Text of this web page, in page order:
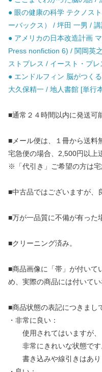
● 眼の健康の科学 テクノス
ーバックス） / 坪田 一男 /
● アメリカの日本改造計画
Press nonfiction 6) / 関岡英
ストプレス / イースト・プレ
● エンドルフィン 脳がつく
大久保精一 / 地人書館 [単行
■通常２４時間以内に発送可
■メール便は、１冊から送料
宅急便の場合、2,500円以上
※「代引き」ご希望の方は宅
■中古品ではございますが、
■万が一品質に不備が有った
■クリーニング済み。
■商品画像に「帯」が付いて
め、実際の商品には付いてい
■商品状態の表記につきまし
・非常に良い：
使用されてはいますが、
非常にきれいな状態です
書き込みや線引きはあり